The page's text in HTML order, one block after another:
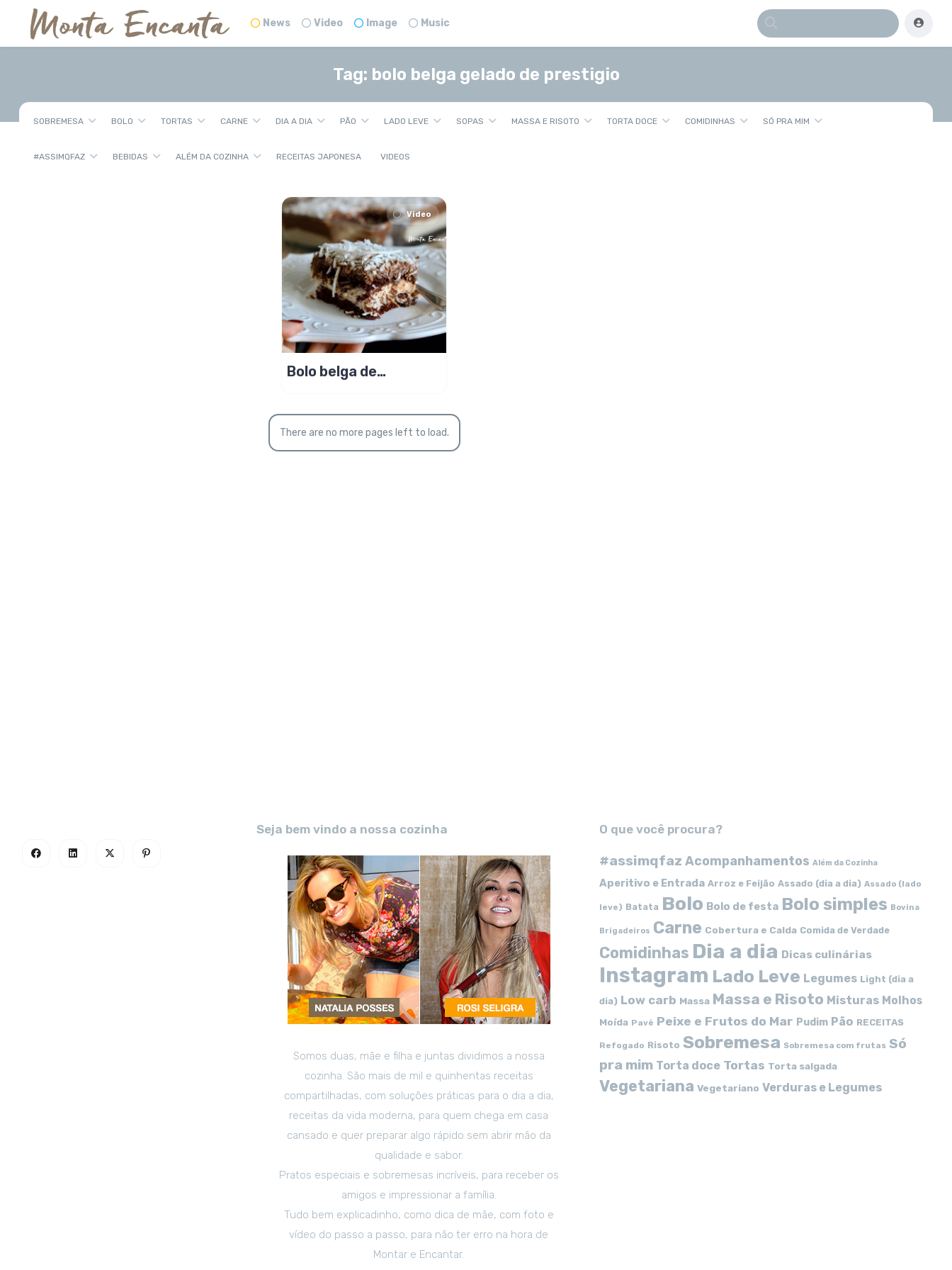
News Video Image Music
Tag: bolo belga gelado de prestigio
SOBREMESA BOLO TORTAS CARNE DIA A DIA PÃO LADO LEVE SOPAS MASSA E RISOTO TORTA DOCE COMIDINHAS SÓ PRA MIM
#ASSIMQFAZ BEBIDAS ALÉM DA COZINHA RECEITAS JAPONESA VIDEOS
Video
Bolo belga de
There are no more pages left to load.
Seja bem vindo a nossa cozinha
Somos duas, mãe e filha e juntas dividimos a nossa
cozinha. São mais de mil e quinhentas receitas
compartilhadas, com soluções práticas para o dia a dia,
receitas da vida moderna, para quem chega em casa
cansado e quer preparar algo rápido sem abrir mão da
qualidade e sabor.
Pratos especiais e sobremesas incríveis, para receber os
amigos e impressionar a família.
Tudo bem explicadinho, como dica de mãe, com foto e
vídeo do passo a passo, para não ter erro na hora de
Montar e Encantar.
O que você procura?
#assimqfaz Acompanhamentos Além da Cozinha
Aperitivo e Entrada Arroz e Feijão Assado (dia a dia) Assado (lado
leve) Batata Bolo Bolo de festa Bolo simples Bovina
Brigadeiros Carne Cobertura e Calda Comida de Verdade
Comidinhas Dia a dia Dicas culinárias
Instagram Lado Leve Legumes Light (dia a
dia) Low carb Massa Massa e Risoto Misturas Molhos
Moída Pavê Peixe e Frutos do Mar Pudim Pão RECEITAS
Refogado Risoto Sobremesa Sobremesa com frutas Só
pra mim Torta doce Tortas Torta salgada
Vegetariana Vegetariano Verduras e Legumes